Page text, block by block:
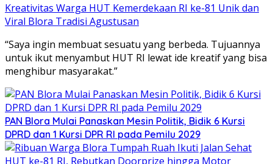
Kreativitas Warga HUT Kemerdekaan RI ke-81 Unik dan
Viral Blora Tradisi Agustusan
“Saya ingin membuat sesuatu yang berbeda. Tujuannya
untuk ikut menyambut HUT RI lewat ide kreatif yang bisa
menghibur masyarakat.”
‎PAN Blora Mulai Panaskan Mesin Politik, Bidik 6 Kursi
DPRD dan 1 Kursi DPR RI pada Pemilu 2029